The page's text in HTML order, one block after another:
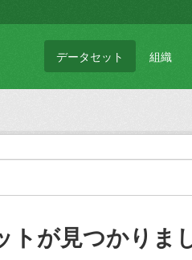
データセット 組織
トが見つかりま